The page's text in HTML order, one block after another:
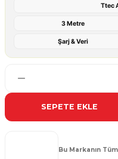
Ttec
3 Metre
Şarj & Veri
SEPETE EKLE
Bu Markanın